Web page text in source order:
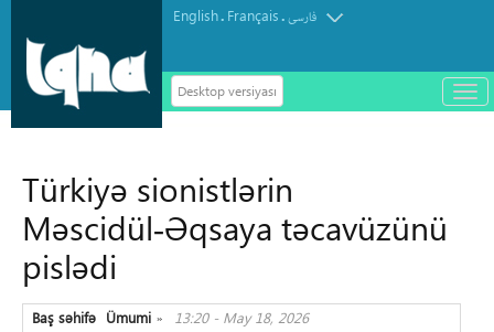
English. Français.فارسی
Desktop versiyası
باز
و
Türkiyə sionistlərin
Məscidül‑Əqsaya təcavüzünü
pislədi
Baş səhifə »
Ümumi 13:20 - May 18, 2026